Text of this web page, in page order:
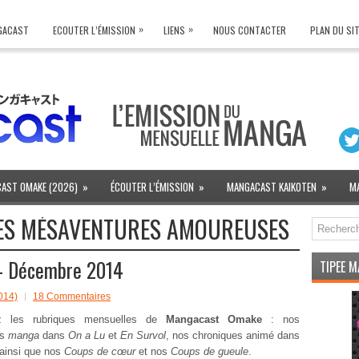
ECOUTER L’ÉMISSION » LIENS » NOUS CONTACTER PLAN DU
OMAKE (2026) » ÉCOUTER L’ÉMISSION » MANGACAST KAIKOTEN »
MÉSAVENTURES AMOUREUSES
2014
18 Commentaires
les rubriques mensuelles de Mangacast Omake : nos
manga dans On a Lu et En Survol, nos chroniques animé dans
que nos Coups de cœuret nos Coups de gueule.
TIPEE